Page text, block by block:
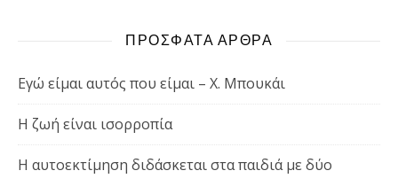
ΠΡΟΣΦΑΤΑ ΑΡΘΡΑ
Εγώ είμαι αυτός που είμαι – Χ. Μπουκάι
Η ζωή είναι ισορροπία
Η αυτοεκτίμηση διδάσκεται στα παιδιά με δύο